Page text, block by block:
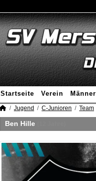
Startseite Verein Männer
Jugend C-Junioren Team
Ben Hille